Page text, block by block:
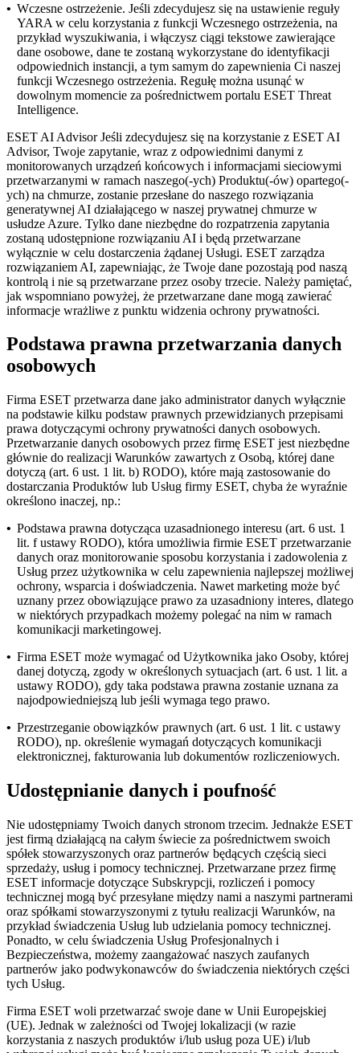
• Wczesne ostrzeżenie. Jeśli zdecydujesz się na ustawienie reguły
YARA w celu korzystania z funkcji Wczesnego ostrzeżenia, na
przykład wyszukiwania, i włączysz ciągi tekstowe zawierające
dane osobowe, dane te zostaną wykorzystane do identyfikacji
odpowiednich instancji, a tym samym do zapewnienia Ci naszej
funkcji Wczesnego ostrzeżenia. Regułę można usunąć w
dowolnym momencie za pośrednictwem portalu ESET Threat
Intelligence.
ESET AI AdvisorJeśli zdecydujesz się na korzystanie z ESET AI
Advisor, Twoje zapytanie, wraz z odpowiednimi danymi z
monitorowanych urządzeń końcowych i informacjami sieciowymi
przetwarzanymi w ramach naszego(-ych) Produktu(-ów) opartego(-
ych) na chmurze, zostanie przesłane do naszego rozwiązania
generatywnej AI działającego w naszej prywatnej chmurze w
usłudze Azure. Tylko dane niezbędne do rozpatrzenia zapytania
zostaną udostępnione rozwiązaniu AI i będą przetwarzane
wyłącznie w celu dostarczenia żądanej Usługi. ESET zarządza
rozwiązaniem AI, zapewniając, że Twoje dane pozostają pod naszą
kontrolą i nie są przetwarzane przez osoby trzecie. Należy pamiętać,
jak wspomniano powyżej, że przetwarzane dane mogą zawierać
informacje wrażliwe z punktu widzenia ochrony prywatności.
Podstawa prawna przetwarzania danych
osobowych
Firma ESET przetwarza dane jako administrator danych wyłącznie
na podstawie kilku podstaw prawnych przewidzianych przepisami
prawa dotyczącymi ochrony prywatności danych osobowych.
Przetwarzanie danych osobowych przez firmę ESET jest niezbędne
głównie do realizacji Warunków zawartych z Osobą, której dane
dotyczą (art. 6 ust. 1 lit. b) RODO), które mają zastosowanie do
dostarczania Produktów lub Usług firmy ESET, chyba że wyraźnie
określono inaczej, np.:
• Podstawa prawna dotycząca uzasadnionego interesu (art. 6 ust. 1
lit. f ustawy RODO), która umożliwia firmie ESET przetwarzanie
danych oraz monitorowanie sposobu korzystania i zadowolenia z
Usług przez użytkownika w celu zapewnienia najlepszej możliwej
ochrony, wsparcia i doświadczenia. Nawet marketing może być
uznany przez obowiązujące prawo za uzasadniony interes, dlatego
w niektórych przypadkach możemy polegać na nim w ramach
komunikacji marketingowej.
• Firma ESET może wymagać od Użytkownika jako Osoby, której
danej dotyczą, zgody w określonych sytuacjach (art. 6 ust. 1 lit. a
ustawy RODO), gdy taka podstawa prawna zostanie uznana za
najodpowiedniejszą lub jeśli wymaga tego prawo.
• Przestrzeganie obowiązków prawnych (art. 6 ust. 1 lit. c ustawy
RODO), np. określenie wymagań dotyczących komunikacji
elektronicznej, fakturowania lub dokumentów rozliczeniowych.
Udostępnianie danych i poufność
Nie udostępniamy Twoich danych stronom trzecim. Jednakże ESET
jest firmą działającą na całym świecie za pośrednictwem swoich
spółek stowarzyszonych oraz partnerów będących częścią sieci
sprzedaży, usług i pomocy technicznej. Przetwarzane przez firmę
ESET informacje dotyczące Subskrypcji, rozliczeń i pomocy
technicznej mogą być przesyłane między nami a naszymi partnerami
oraz spółkami stowarzyszonymi z tytułu realizacji Warunków, na
przykład świadczenia Usług lub udzielania pomocy technicznej.
Ponadto, w celu świadczenia Usług Profesjonalnych i
Bezpieczeństwa, możemy zaangażować naszych zaufanych
partnerów jako podwykonawców do świadczenia niektórych części
tych Usług.
Firma ESET woli przetwarzać swoje dane w Unii Europejskiej
(UE). Jednak w zależności od Twojej lokalizacji (w razie
korzystania z naszych produktów i/lub usług poza UE) i/lub